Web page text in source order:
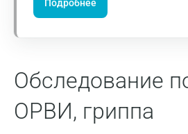
Подробнее
Обследование
ОРВИ, гриппа
Видное
Волжский
Вологда